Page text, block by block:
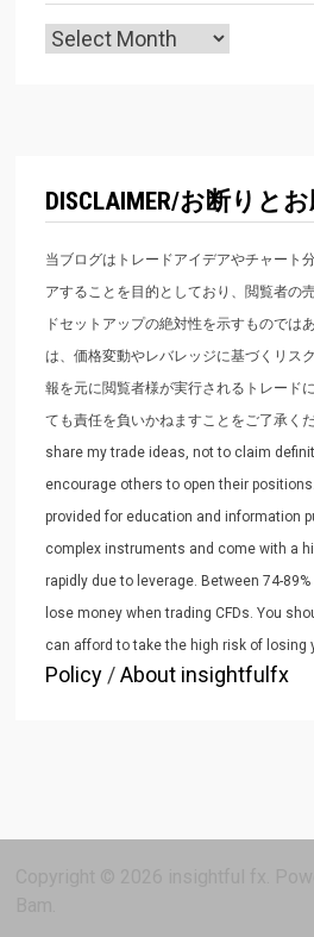
Archives
DISCLAIMER/お断りと
当ブログはトレードアイデアやチャート
アすることを目的としており、閲覧者の
ドセットアップの絶対性を示すものでは
は、価格変動やレバレッジに基づくリス
報を元に閲覧者様が実行されるトレード
ても責任を負いかねますことをご了承く
share my trade ideas, not to claim
encourage others to open their
provided for education and information
complex instruments and come with a
rapidly due to leverage. Between 74-
lose money when trading CFDs. You
can afford to take the high risk of losing
Policy/About insightfulfx